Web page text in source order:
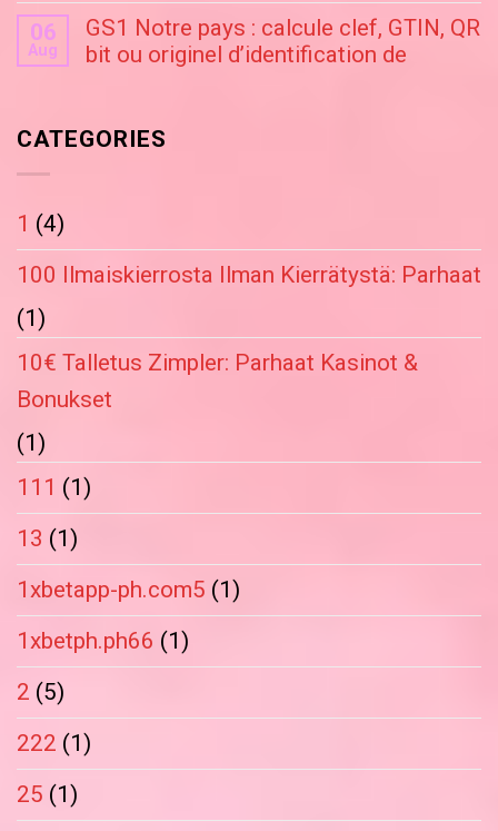
06
Aug
GS1 Notre pays : calcule clef, GTIN, QR
bit ou originel d’identification de
CATEGORIES
1 (4)
100 Ilmaiskierrosta Ilman Kierrätystä: Parhaat
(1)
10€ Talletus Zimpler: Parhaat Kasinot &
Bonukset
(1)
111 (1)
13 (1)
1xbetapp-ph.com5 (1)
1xbetph.ph66 (1)
2 (5)
222 (1)
25 (1)